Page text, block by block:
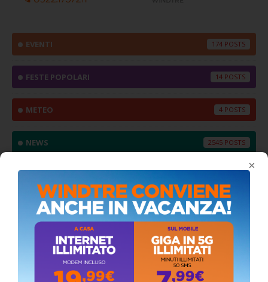
×
EVENTI 174
FESTE POPOLARI 14
METEO 4
NEWS 2545
SPORT 2
138
VIDEO CONSIGLIO COMUNALE